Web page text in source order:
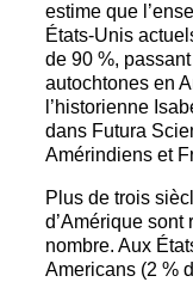
estime que
États-Unis
de 90 %,
autochtones en
l’historienne
dans Futura
Amérindiens et
Plus de trois
d’Amérique
nombre. Aux
Americans (2 %